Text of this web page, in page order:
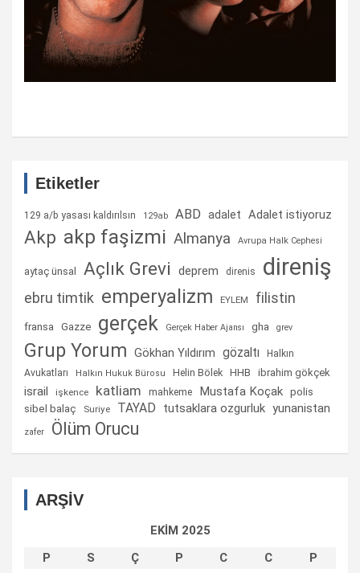
Etiketler
129 a/b yasası kaldırılsın 129ab ABD adalet Adalet istiyoruz
Akp akp faşizmi Almanya Avrupa Halk Cephesi
aytaç ünsal Açlık Grevi deprem direnis direniş
ebru timtik emperyalizm EYLEM filistin
fransa Gazze gerçek Gerçek Haber Ajansı gha grev
Grup Yorum Gökhan Yıldırım gözaltı
Halkın
Avukatları
Halkın Hukuk Bürosu Helin Bölek HHB ibrahim gökçek
israil işkence katliam mahkeme Mustafa Koçak polis
sibel balaç Suriye TAYAD tutsaklara ozgurluk yunanistan
zafer Ölüm Orucu
ARŞİV
EKIM 2025
P
S Ç P C C
P